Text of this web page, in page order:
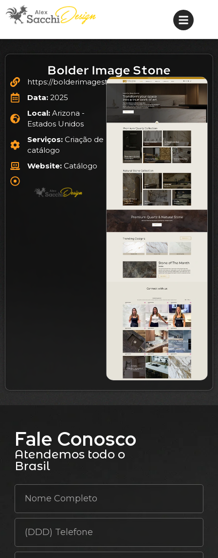
Bolder Image Stone
https://bolderimagestone.com/
Data: 2025
Local: Arizona -
Estados Unidos
Serviços: Criação de
catálogo
Website: Catálogo
Fale Conosco
Atendemos todo o
Brasil